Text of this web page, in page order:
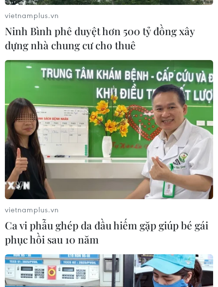
vietnamplus.vn
Ninh Bình phê duyệt hơn 500 tỷ đồng xây
dựng nhà chung cư cho thuê
vietnamplus.vn
Ca vi phẫu ghép da đầu hiếm gặp giúp bé gái
phục hồi sau 10 năm